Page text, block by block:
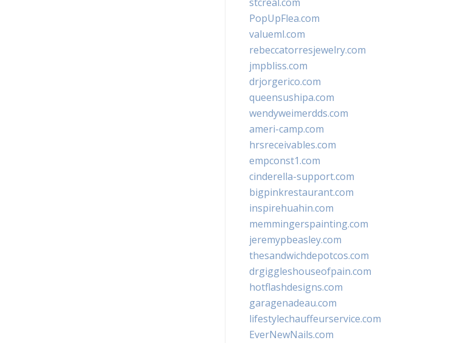
PopUpFlea.com
valueml.com
rebeccatorresjewelry.com
jmpbliss.com
drjorgerico.com
queensushipa.com
wendyweimerdds.com
ameri-camp.com
hrsreceivables.com
empconst1.com
cinderella-support.com
bigpinkrestaurant.com
inspirehuahin.com
memmingerspainting.com
jeremypbeasley.com
thesandwichdepotcos.com
drgiggleshouseofpain.com
hotflashdesigns.com
garagenadeau.com
lifestylechauffeurservice.com
EverNewNails.com